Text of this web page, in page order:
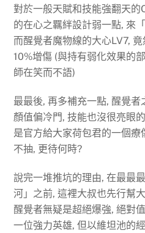
對於一般天賦和技能強翻天的
的在心之羈絆設計弱一點, 來
而醒覺者魔物線的大心LV7,
10%增傷 (與持有弱化效果的
師在笑而不語)
最最後, 再多補充一點, 醒覺
顏值偏冷門, 技能也沒很亮眼
是官方給大家荷包君的一個療
不抽, 更待何時?
說完一堆推坑的理由, 在最最
河」之前, 這裡大叔也先行幫
醒覺者無疑是超絕爆強, 絕對
一位強力英雄, 但以維坦池的